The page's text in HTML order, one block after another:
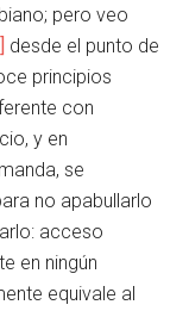
pero veo
desde el punto de
principios
con
y en
se
no apabullarlo
acceso
en ningún
equivale al